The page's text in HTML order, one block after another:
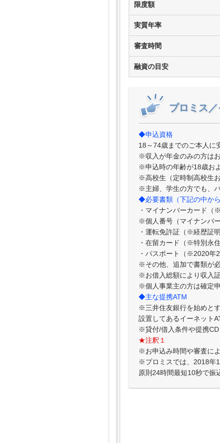
限度額
実質年率
審査時間
融資の目安
プロミス
◆申込資格
18～74歳までのご本人に
※収入が年金のみの方は
※申込時の年齢が18歳お
※高校生（定時制高校生
※主婦、学生の方でも、
◆必要書類（下記の中か
・マイナンバーカード（
※個人番号（マイナンバ
・運転免許証（※経歴証
・在留カード（※特別永
・パスポート（※2020年
※その他、追加で書類が
※お借入総額により収入
※個人事業主の方は確定
◆主な提携ATM
※三井住友銀行を始めと
設置してあるイーネット
※貸付/借入条件や提携
★注釈１
※お申込み時間や審査に
※プロミスでは、2018年
原則24時間最短10秒で振